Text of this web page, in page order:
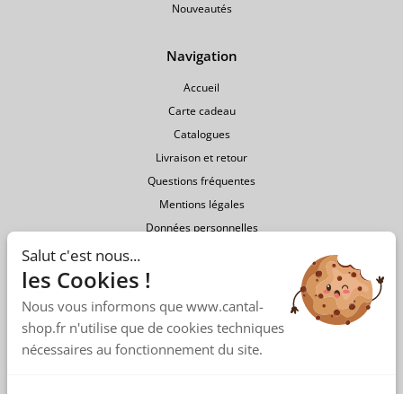
Nouveautés
Navigation
Accueil
Carte cadeau
Catalogues
Livraison et retour
Questions fréquentes
Mentions légales
Données personnelles
Conditions générales de vente
Salut c'est nous...
les Cookies !
Nous vous informons que www.cantal-
shop.fr n'utilise que de cookies techniques
nécessaires au fonctionnement du site.